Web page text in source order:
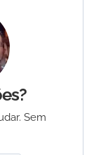
Sem